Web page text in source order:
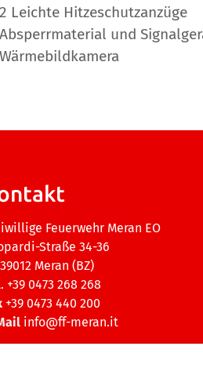
2 Leichte Hitzeschutzanzüge
Absperrmaterial und
Wärmebildkamera
Feuerwehr Meran EO
Straße 34-36
Meran (BZ)
. +39 0473 268 268
+39 0473 440 200
info@ff-meran.it